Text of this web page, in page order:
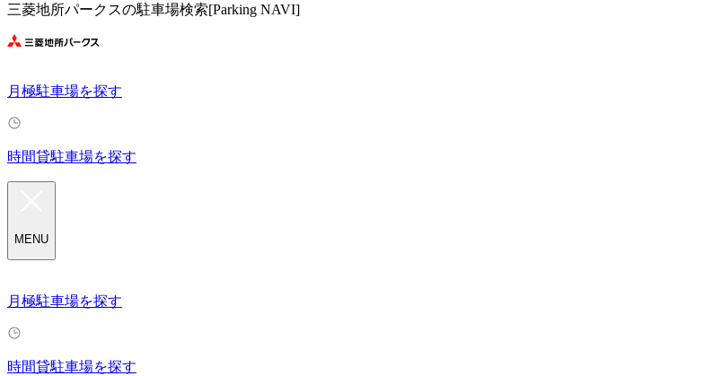
三菱地所パークスの駐車場検索[Parking NAVI]
月極駐車場を探す
時間貸駐車場を探す
MENU
月極駐車場を探す
時間貸駐車場を探す